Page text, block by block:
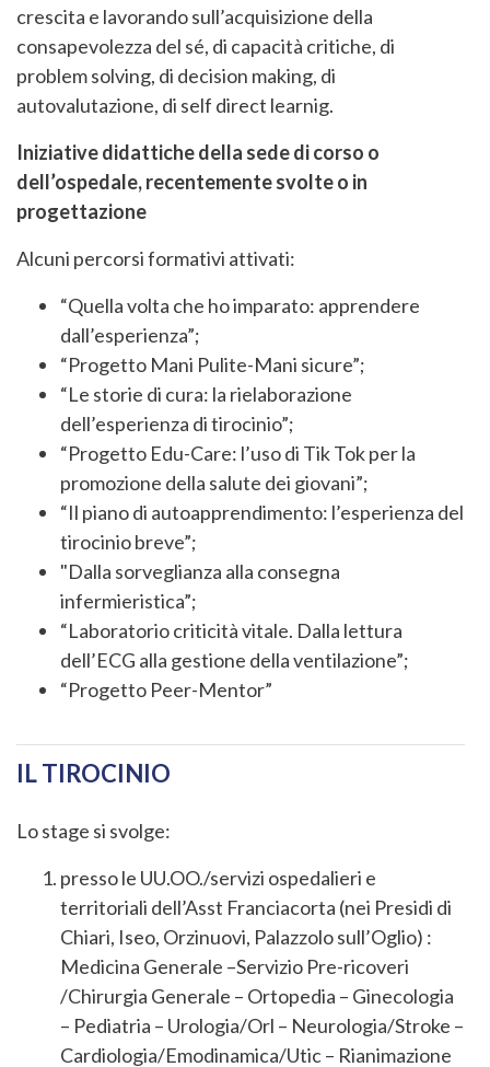
crescita e lavorando sull’acquisizione della
consapevolezza del sé, di capacità critiche, di
problem solving, di decision making, di
autovalutazione, di self direct learnig.
Iniziative didattiche della sede di corso o
dell’ospedale, recentemente svolte o in
progettazione
Alcuni percorsi formativi attivati:
“Quella volta che ho imparato: apprendere
dall’esperienza”;
“Progetto Mani Pulite-Mani sicure”;
“Le storie di cura: la rielaborazione
dell’esperienza di tirocinio”;
“Progetto Edu-Care: l’uso di Tik Tok per la
promozione della salute dei giovani”;
“Il piano di autoapprendimento: l’esperienza del
tirocinio breve”;
"Dalla sorveglianza alla consegna
infermieristica”;
“Laboratorio criticità vitale. Dalla lettura
dell’ECG alla gestione della ventilazione”;
“Progetto Peer-Mentor”
IL TIROCINIO
Lo stage si svolge:
presso le UU.OO./servizi ospedalieri e
territoriali dell’Asst Franciacorta (nei Presidi di
Chiari, Iseo, Orzinuovi, Palazzolo sull’Oglio) :
Medicina Generale –Servizio Pre-ricoveri
/Chirurgia Generale – Ortopedia – Ginecologia
– Pediatria – Urologia/Orl – Neurologia/Stroke –
Cardiologia/Emodinamica/Utic – Rianimazione